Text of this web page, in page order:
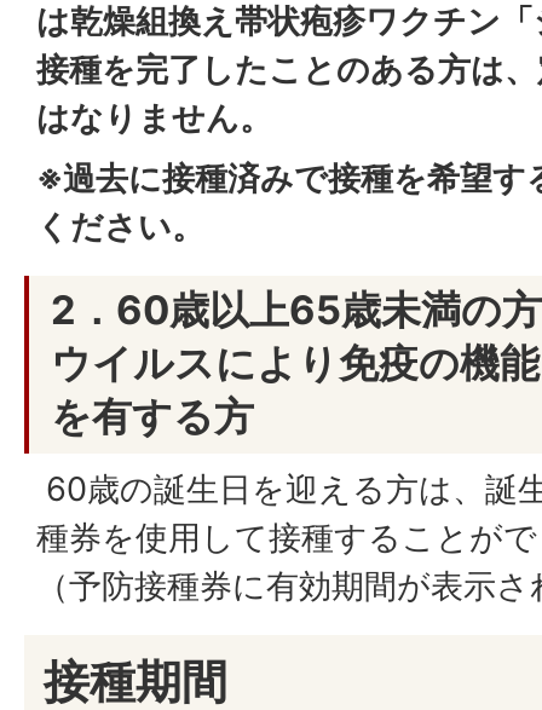
は乾燥組換え帯状疱疹ワクチン
接種を完了したことのある方は
はなりません。
※過去に接種済みで接種を希望す
ください。
2．60歳以上65歳未満の
ウイルスにより免疫の機
を有する方
60歳の誕生日を迎える方は、誕
種券を使用して接種することが
（予防接種券に有効期間が表示
接種期間